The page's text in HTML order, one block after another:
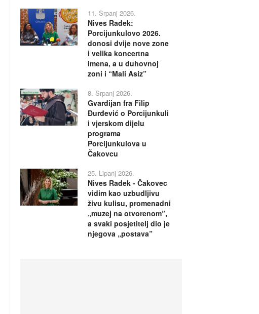
11. Srpanj 2026.
Nives Radek:
Porcijunkulovo 2026.
donosi dvije nove zone
i velika koncertna
imena, a u duhovnoj
zoni i “Mali Asiz”
8. Srpanj 2026.
Gvardijan fra Filip
Đurđević o Porcijunkuli
i vjerskom dijelu
programa
Porcijunkulova u
Čakovcu
25. Lipanj 2026.
Nives Radek - Čakovec
vidim kao uzbudljivu
živu kulisu, promenadni
„muzej na otvorenom”,
a svaki posjetitelj dio je
njegova „postava”